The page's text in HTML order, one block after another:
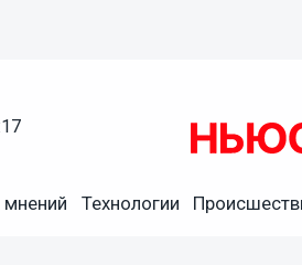
Технологии
по физкультуре и